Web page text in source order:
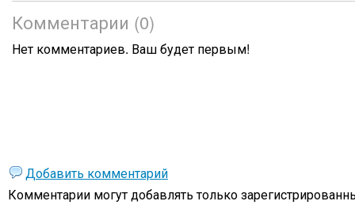
Комментарии (0)
Нет комментариев. Ваш будет первым!
Добавить комментарий
Комментарии могут добавлять только